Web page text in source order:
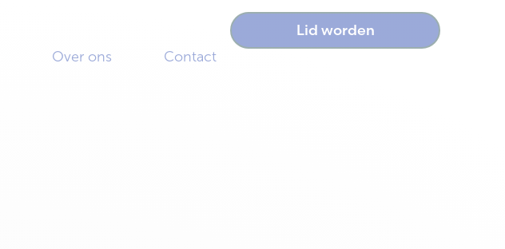
Over ons Contact
Lid worden